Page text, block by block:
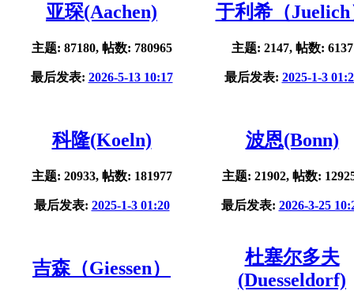
亚琛(Aachen)
主题: 87180, 帖数: 780965
最后发表: 2026-5-13 10:17
于利希（Juelich
主题: 2147, 帖数: 6137
最后发表: 2025-1-3
科隆(Koeln)
主题: 20933, 帖数: 181977
最后发表: 2025-1-3 01:20
波恩(Bonn)
主题: 21902, 帖数:
最后发表: 2026-3-25
吉森（Giessen）
杜塞尔多夫
(Duesseldorf)